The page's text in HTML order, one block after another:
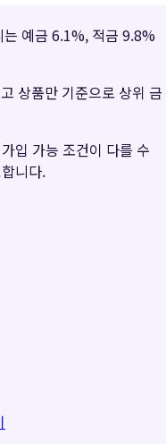
예금 6.1%, 적금 9.8%
상품만 기준으로 상위 금
입 가능 조건이 다를 수
니다.